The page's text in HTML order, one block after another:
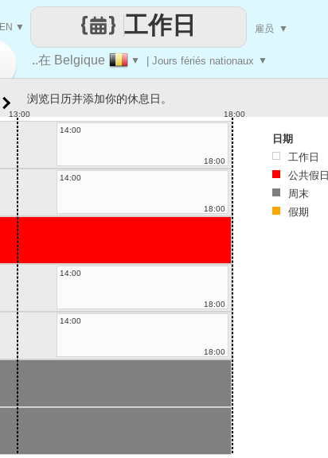
..在 Belgique ▼ | Jours fériés nationaux ▼
工作日
EN ▼ 雇员 ▼
浏览日历并添加你的休息日。
13:00 18:00
14:00
18:00
14:00
18:00
14:00
18:00
14:00
18:00
日期
工作日
公共假日
周末
假期